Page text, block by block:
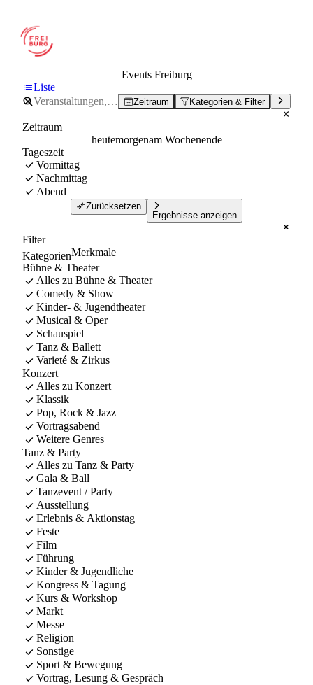
Events Freiburg
Liste
Zeitraum Kategorien & Filter
Zeitraum
heutemorgenam Wochenende
Tageszeit
Vormittag
Nachmittag
Abend
Zurücksetzen
Ergebnisse anzeigen
Filter
KategorienMerkmale
Bühne & Theater
Alles zu Bühne & Theater
Comedy & Show
Kinder- & Jugendtheater
Musical & Oper
Schauspiel
Tanz & Ballett
Varieté & Zirkus
Konzert
Alles zu Konzert
Klassik
Pop, Rock & Jazz
Vortragsabend
Weitere Genres
Tanz & Party
Alles zu Tanz & Party
Gala & Ball
Tanzevent / Party
Ausstellung
Erlebnis & Aktionstag
Feste
Film
Führung
Kinder & Jugendliche
Kongress & Tagung
Kurs & Workshop
Markt
Messe
Religion
Sonstige
Sport & Bewegung
Vortrag, Lesung & Gespräch